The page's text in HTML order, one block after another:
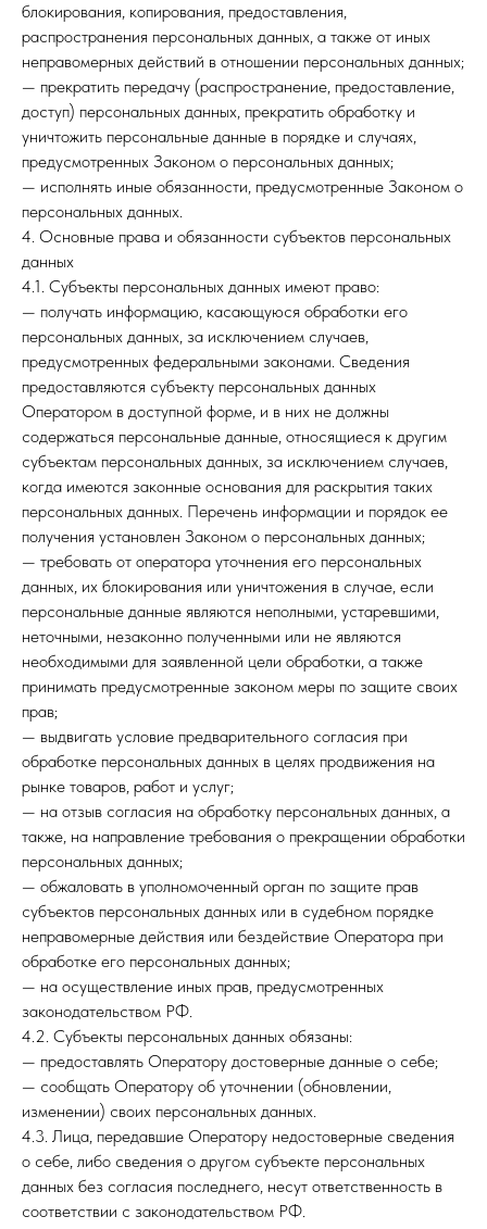
блокирования, копирования, предоставления,
распространения персональных данных, а также от иных
неправомерных действий в отношении персональных данных;
— прекратить передачу (распространение, предоставление,
доступ) персональных данных, прекратить обработку и
уничтожить персональные данные в порядке и случаях,
предусмотренных Законом о персональных данных;
— исполнять иные обязанности, предусмотренные Законом о
персональных данных.
4. Основные права и обязанности субъектов персональных
данных
4.1. Субъекты персональных данных имеют право:
— получать информацию, касающуюся обработки его
персональных данных, за исключением случаев,
предусмотренных федеральными законами. Сведения
предоставляются субъекту персональных данных
Оператором в доступной форме, и в них не должны
содержаться персональные данные, относящиеся к другим
субъектам персональных данных, за исключением случаев,
когда имеются законные основания для раскрытия таких
персональных данных. Перечень информации и порядок ее
получения установлен Законом о персональных данных;
— требовать от оператора уточнения его персональных
данных, их блокирования или уничтожения в случае, если
персональные данные являются неполными, устаревшими,
неточными, незаконно полученными или не являются
необходимыми для заявленной цели обработки, а также
принимать предусмотренные законом меры по защите своих
прав;
— выдвигать условие предварительного согласия при
обработке персональных данных в целях продвижения на
рынке товаров, работ и услуг;
— на отзыв согласия на обработку персональных данных, а
также, на направление требования о прекращении обработки
персональных данных;
— обжаловать в уполномоченный орган по защите прав
субъектов персональных данных или в судебном порядке
неправомерные действия или бездействие Оператора при
обработке его персональных данных;
— на осуществление иных прав, предусмотренных
законодательством РФ.
4.2. Субъекты персональных данных обязаны:
— предоставлять Оператору достоверные данные о себе;
— сообщать Оператору об уточнении (обновлении,
изменении) своих персональных данных.
4.3. Лица, передавшие Оператору недостоверные сведения
о себе, либо сведения о другом субъекте персональных
данных без согласия последнего, несут ответственность в
соответствии с законодательством РФ.